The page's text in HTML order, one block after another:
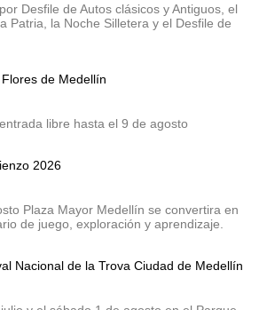
Desfile de Autos clásicos y Antiguos, el
Patria, la Noche Silletera y el Desfile de
de Medellín
libre hasta el 9 de agosto
2026
Plaza Mayor Medellín se convertira en
de juego, exploración y aprendizaje.
Nacional de la Trova Ciudad de Medellín